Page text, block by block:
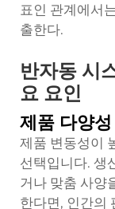
표인 관계에서
출한다.
반자동 시
요 요인
제품 다양
제품 변동성이
선택입니다. 생
거나 맞춤 사양
한다면, 인간의